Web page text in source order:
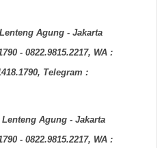
Lenteng Agung - Jakarta
- 0822.9815.2217, WA :
Telegram :
Lenteng Agung - Jakarta
- 0822.9815.2217, WA :